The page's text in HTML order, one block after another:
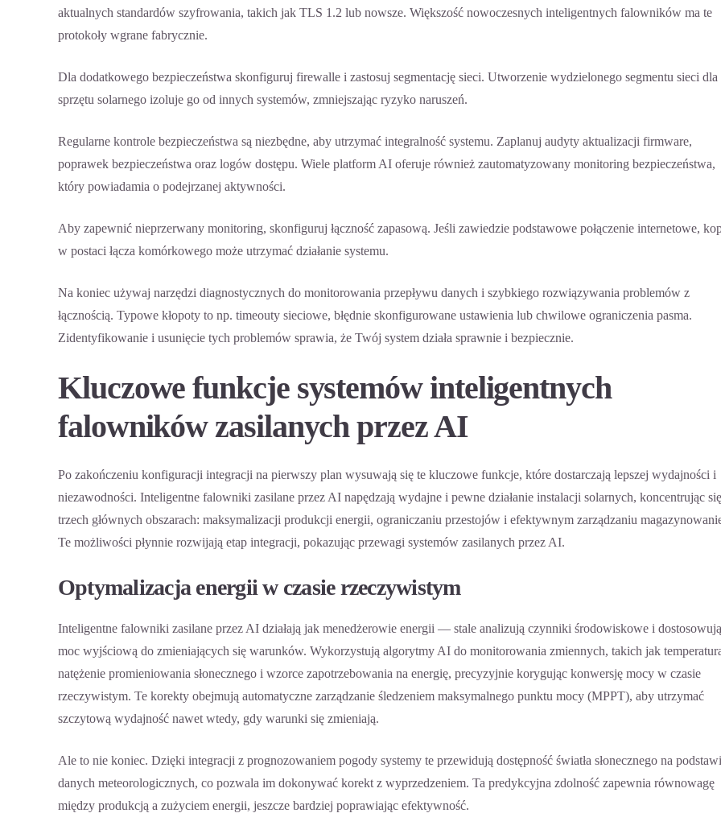
aktualnych standardów szyfrowania, takich jak TLS 1.2 lub nowsze. Większość nowoczesnych inteligentnych falowników ma te
protokoły wgrane fabrycznie.
Dla dodatkowego bezpieczeństwa skonfiguruj firewalle i zastosuj segmentację sieci. Utworzenie wydzielonego segmentu sieci dla
sprzętu solarnego izoluje go od innych systemów, zmniejszając ryzyko naruszeń.
Regularne kontrole bezpieczeństwa są niezbędne, aby utrzymać integralność systemu. Zaplanuj audyty aktualizacji firmware,
poprawek bezpieczeństwa oraz logów dostępu. Wiele platform AI oferuje również zautomatyzowany monitoring bezpieczeństwa,
który powiadamia o podejrzanej aktywności.
Aby zapewnić nieprzerwany monitoring, skonfiguruj łączność zapasową. Jeśli zawiedzie podstawowe połączenie internetowe,
w postaci łącza komórkowego może utrzymać działanie systemu.
Na koniec używaj narzędzi diagnostycznych do monitorowania przepływu danych i szybkiego rozwiązywania problemów z
łącznością. Typowe kłopoty to np. timeouty sieciowe, błędnie skonfigurowane ustawienia lub chwilowe ograniczenia pasma.
Zidentyfikowanie i usunięcie tych problemów sprawia, że Twój system działa sprawnie i bezpiecznie.
Kluczowe funkcje systemów inteligentnych
falowników zasilanych przez AI
Po zakończeniu konfiguracji integracji na pierwszy plan wysuwają się te kluczowe funkcje, które dostarczają lepszej wydajności i
niezawodności. Inteligentne falowniki zasilane przez AI napędzają wydajne i pewne działanie instalacji solarnych, koncentrując
trzech głównych obszarach: maksymalizacji produkcji energii, ograniczaniu przestojów i efektywnym zarządzaniu
Te możliwości płynnie rozwijają etap integracji, pokazując przewagi systemów zasilanych przez AI.
Optymalizacja energii w czasie rzeczywistym
Inteligentne falowniki zasilane przez AI działają jak menedżerowie energii — stale analizują czynniki środowiskowe i dostosowują
moc wyjściową do zmieniających się warunków. Wykorzystują algorytmy AI do monitorowania zmiennych, takich jak
natężenie promieniowania słonecznego i wzorce zapotrzebowania na energię, precyzyjnie korygując konwersję mocy w czasie
rzeczywistym. Te korekty obejmują automatyczne zarządzanie śledzeniem maksymalnego punktu mocy (MPPT), aby utrzymać
szczytową wydajność nawet wtedy, gdy warunki się zmieniają.
Ale to nie koniec. Dzięki integracji z prognozowaniem pogody systemy te przewidują dostępność światła słonecznego na
danych meteorologicznych, co pozwala im dokonywać korekt z wyprzedzeniem. Ta predykcyjna zdolność zapewnia równowagę
między produkcją a zużyciem energii, jeszcze bardziej poprawiając efektywność.